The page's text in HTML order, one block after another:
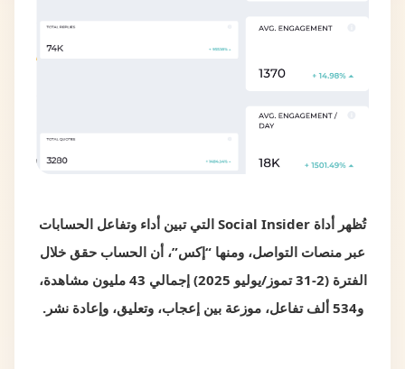
تُظهر أداة Social Insider التي تبين أداء وتفاعل الحسابات
عبر منصات التواصل، ومنها “إكس”، أن الحساب حقق خلال
الفترة (2-31 تموز/يوليو 2025) إجمالي 43 مليون مشاهدة،
و534 ألف تفاعل، موزعة بين إعجاب، وتعليق، وإعادة نشر.